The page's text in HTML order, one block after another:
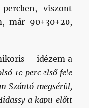
viszont
már 90+30+20,
– idézem a
10 perc első fele
Szántó megsérül,
a kapu előtt